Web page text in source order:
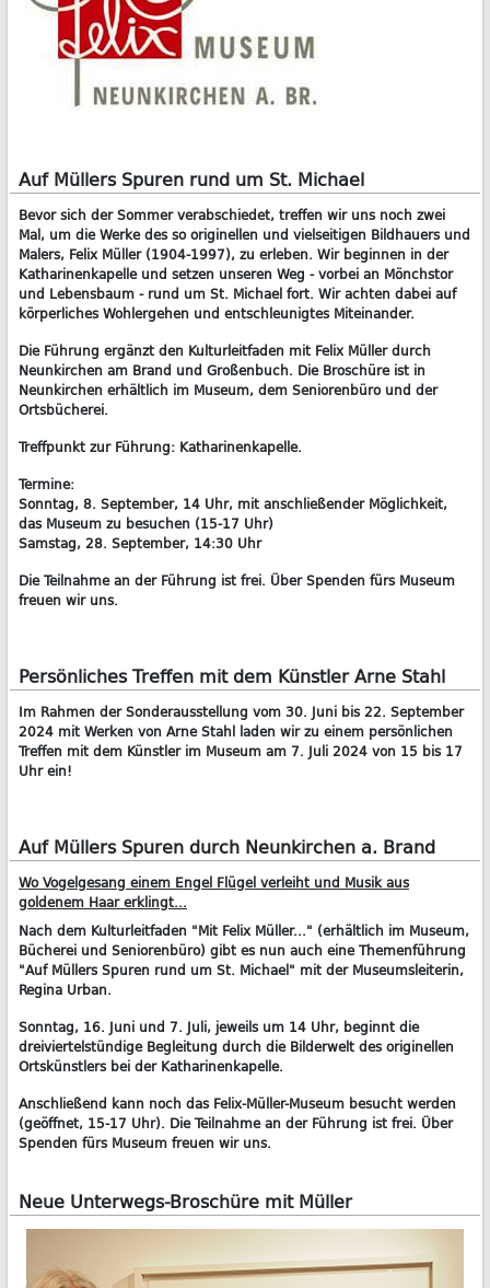
Auf Müllers Spuren rund um St. Michael
Bevor sich der Sommer verabschiedet, treffen wir uns noch zwei
Mal, um die Werke des so originellen und vielseitigen Bildhauers und
Malers, Felix Müller (1904-1997), zu erleben. Wir beginnen in der
Katharinenkapelle und setzen unseren Weg - vorbei an Mönchstor
und Lebensbaum - rund um St. Michael fort. Wir achten dabei auf
körperliches Wohlergehen und entschleunigtes Miteinander.
Die Führung ergänzt den Kulturleitfaden mit Felix Müller durch
Neunkirchen am Brand und Großenbuch. Die Broschüre ist in
Neunkirchen erhältlich im Museum, dem Seniorenbüro und der
Ortsbücherei.
Treffpunkt zur Führung: Katharinenkapelle.
Termine:
Sonntag, 8. September, 14 Uhr, mit anschließender Möglichkeit,
das Museum zu besuchen (15-17 Uhr)
Samstag, 28. September, 14:30 Uhr
Die Teilnahme an der Führung ist frei. Über Spenden fürs Museum
freuen wir uns.
Persönliches Treffen mit dem Künstler Arne Stahl
Im Rahmen der Sonderausstellung vom 30. Juni bis 22. September
2024 mit Werken von Arne Stahl laden wir zu einem persönlichen
Treffen mit dem Künstler im Museum am 7. Juli 2024 von 15 bis 17
Uhr ein!
Auf Müllers Spuren durch Neunkirchen a. Brand
Wo Vogelgesang einem Engel Flügel verleiht und Musik aus
goldenem Haar erklingt...
Nach dem Kulturleitfaden "Mit Felix Müller..." (erhältlich im Museum,
Bücherei und Seniorenbüro) gibt es nun auch eine Themenführung
"Auf Müllers Spuren rund um St. Michael" mit der Museumsleiterin,
Regina Urban.
Sonntag, 16. Juni und 7. Juli, jeweils um 14 Uhr, beginnt die
dreiviertelstündige Begleitung durch die Bilderwelt des originellen
Ortskünstlers bei der Katharinenkapelle.
Anschließend kann noch das Felix-Müller-Museum besucht werden
(geöffnet, 15-17 Uhr). Die Teilnahme an der Führung ist frei. Über
Spenden fürs Museum freuen wir uns.
Neue Unterwegs-Broschüre mit Müller